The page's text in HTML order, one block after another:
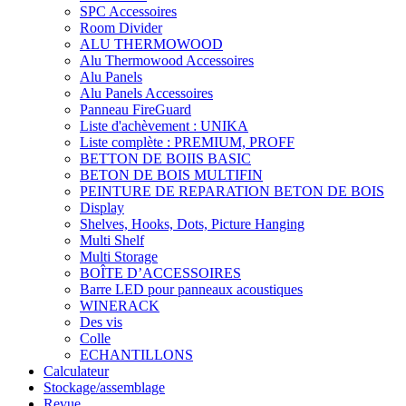
SPC Accessoires
Room Divider
ALU THERMOWOOD
Alu Thermowood Accessoires
Alu Panels
Alu Panels Accessoires
Panneau FireGuard
Liste d'achèvement : UNIKA
Liste complète : PREMIUM, PROFF
BETTON DE BOIIS BASIC
BETON DE BOIS MULTIFIN
PEINTURE DE REPARATION BETON DE BOIS
Display
Shelves, Hooks, Dots, Picture Hanging
Multi Shelf
Multi Storage
BOÎTE D’ACCESSOIRES
Barre LED pour panneaux acoustiques
WINERACK
Des vis
Colle
ECHANTILLONS
Calculateur
Stockage/assemblage